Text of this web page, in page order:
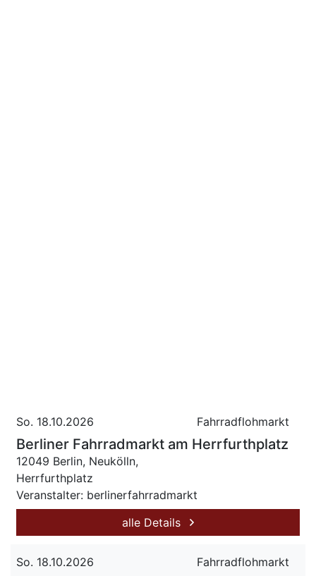
So. 18.10.2026 Fahrradflohmarkt
Berliner Fahrradmarkt am Herrfurthplatz
12049 Berlin, Neukölln,
Herrfurthplatz
Veranstalter: berlinerfahrradmarkt
alle Details
So. 18.10.2026 Fahrradflohmarkt